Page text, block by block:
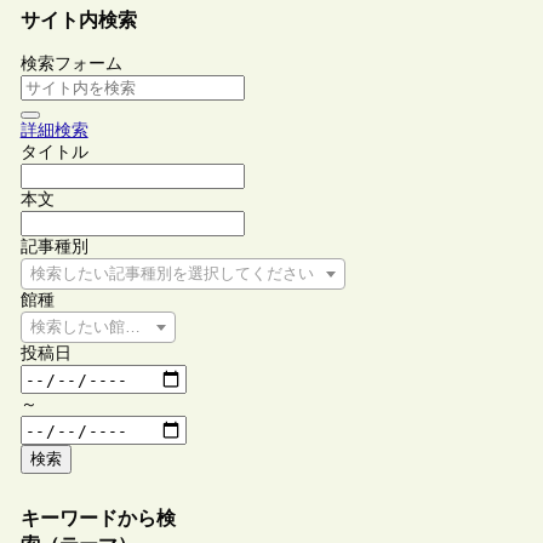
サイト内検索
検索フォーム
詳細検索
タイトル
本文
記事種別
検索したい記事種別を選択してください
館種
検索したい館種を選択してください
投稿日
～
検索
キーワードから検